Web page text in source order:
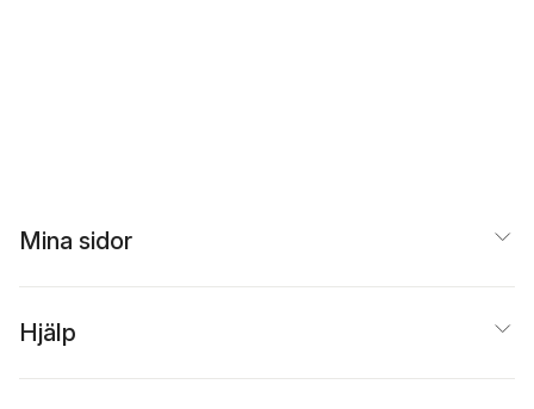
Mina sidor
Hjälp